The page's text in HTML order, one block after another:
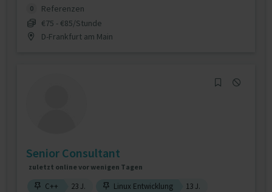
0
Referenzen
€75 - €85/Stunde
D-Frankfurt am Main
Senior Consultant
zuletzt online vor wenigen Tagen
C++ 23 J. Linux Entwicklung 13 J.